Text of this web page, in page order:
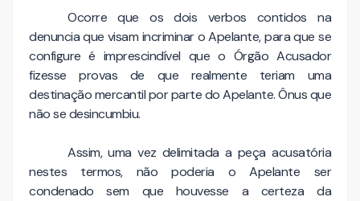
Ocorre que os dois verbos contidos na
denuncia que visam incriminar o Apelante, para que se
configure é imprescindível que o Órgão Acusador
fizesse provas de que realmente teriam uma
destinação mercantil por parte do Apelante. Ônus que
não se desincumbiu.
Assim, uma vez delimitada a peça acusatória
nestes termos, não poderia o Apelante ser
condenado sem que houvesse a certeza da